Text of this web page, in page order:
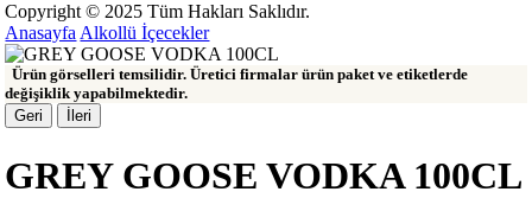
Copyright © 2025 Tüm Hakları Saklıdır.
Anasayfa Alkollü İçecekler
Ürün görselleri temsilidir. Üretici firmalar ürün paket ve etiketlerde
değişiklik yapabilmektedir.
Geri
İleri
GREY GOOSE VODKA 100CL